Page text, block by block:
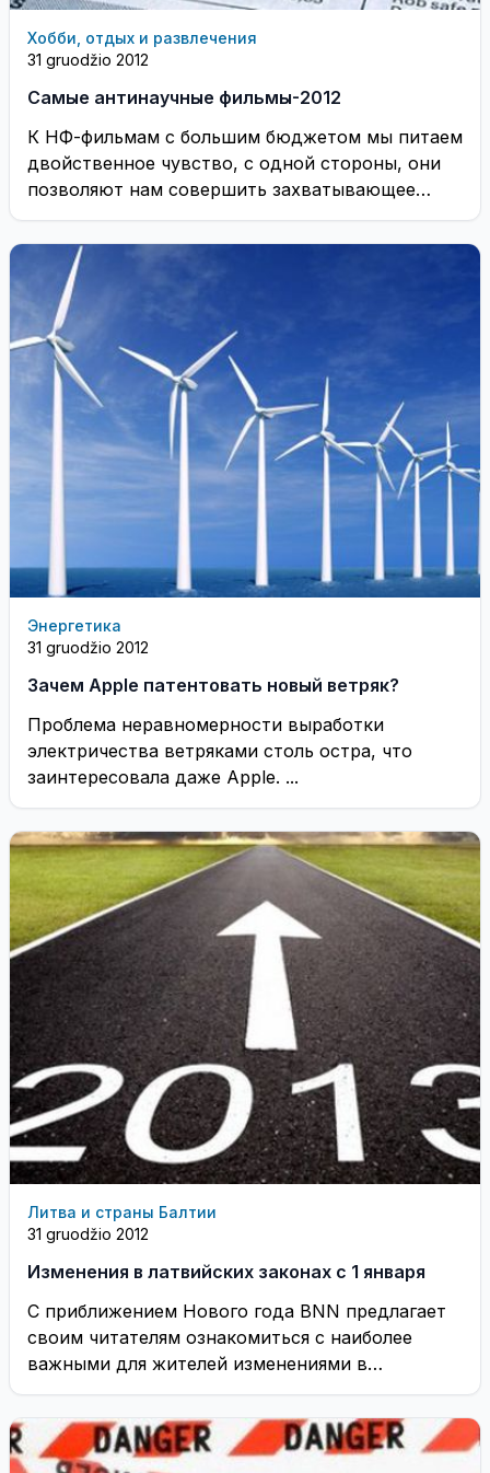
Хобби, отдых и развлечения
31 gruodžio 2012
Самые антинаучные фильмы-2012
К НФ-фильмам с большим бюджетом мы питаем
двойственное чувство, с одной стороны, они
позволяют нам совершить захватывающее
путешествие в неведомое ...
Энергетика
31 gruodžio 2012
Зачем Apple патентовать новый ветряк?
Проблема неравномерности выработки
электричества ветряками столь остра, что
заинтересовала даже Apple. ...
Литва и страны Балтии
31 gruodžio 2012
Изменения в латвийских законах с 1 января
С приближением Нового года BNN предлагает
своим читателям ознакомиться с наиболее
важными для жителей изменениями в
законодательстве, которые вступают в ...